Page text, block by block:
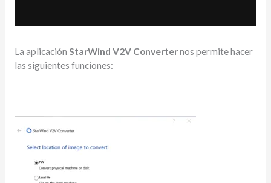
La aplicación StarWind V2V Converternos permite hacer
las siguientes funciones: